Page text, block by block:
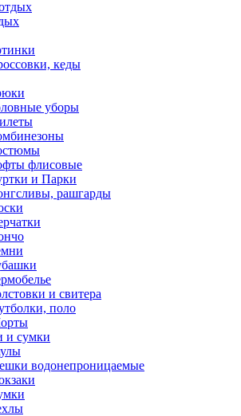
кеды
уборы
флисовые
и Парки
рашгарды
и свитера
поло
и сумки
водонепроницаемые